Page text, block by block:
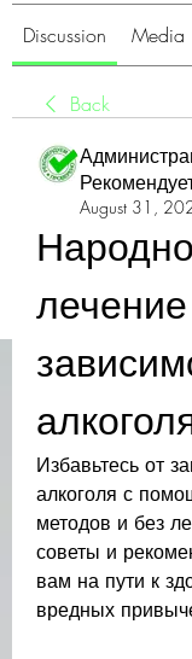
Discussion Media
Back
August 31,
лечение
Избавьтесь от
алкоголя с
методов и без
советы и
вам на пути к
вредных